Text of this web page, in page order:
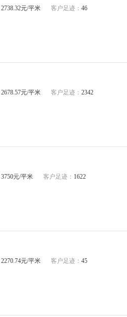
2738.32元/平米 客户足迹： 46
2678.57元/平米 客户足迹： 2342
3750元/平米 客户足迹： 1622
2270.74元/平米 客户足迹： 45